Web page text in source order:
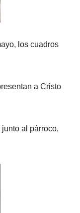
los cuadros
a Cristo
al párroco,